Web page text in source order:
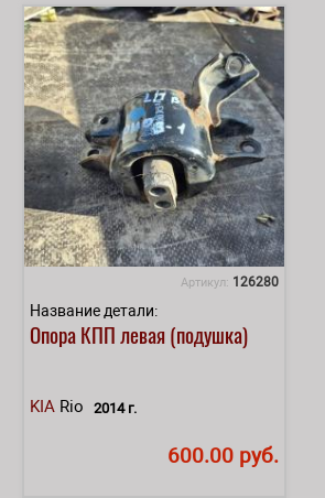
Артикул: 126280
Название детали:
Опора КПП левая (подушка)
KIA Rio 2014 г.
600.00 руб.